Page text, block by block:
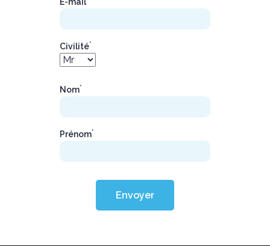
Civilité*
Nom*
Prénom*
Envoyer